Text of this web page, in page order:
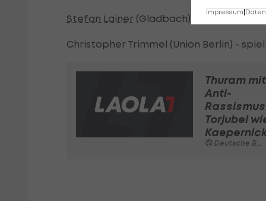
Stefan Lainer (Gladbach) - spielt durch,
Christopher Trimmel (Union Berlin) -
Thuram mit
Anti-
Torjubel
Deutsche Bundesliga
Impressum|